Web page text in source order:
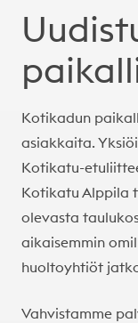
Kotikadun
asiakkaita.
Kotikatu-
Kotikatu Alppila
olevasta
aikaisemmin
huoltoyhtiöt
Vahvistamme